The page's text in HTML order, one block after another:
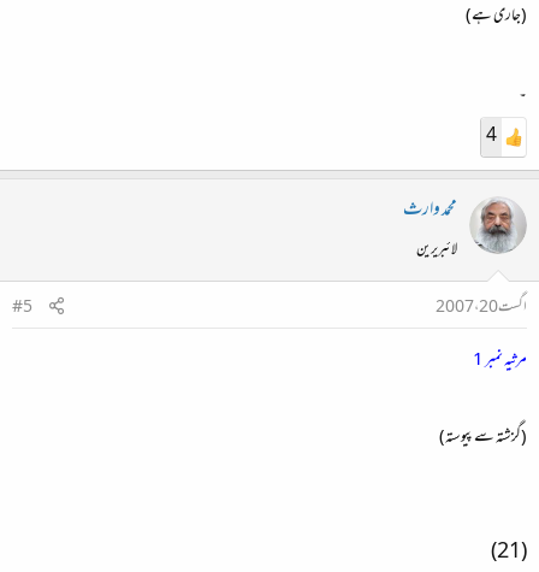
(جاری ہے)
۔
4
محمد وارث
لائبریرین
اگست 20، 2007
#5
مرثیہ نمبر 1
(گزشتہ سے پیوستہ)
(21)